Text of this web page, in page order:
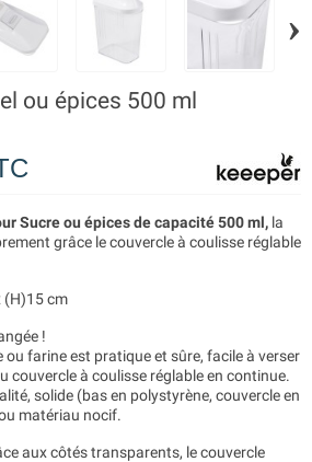
›
ou épices 500 ml
Sucre ou épices de capacité 500 ml, la
grâce le couvercle à coulisse réglable
(H)15 cm
!
farine est pratique et sûre, facile à verser
couvercle à coulisse réglable en continue.
solide (bas en polystyrène, couvercle en
matériau nocif.
aux côtés transparents, le couvercle